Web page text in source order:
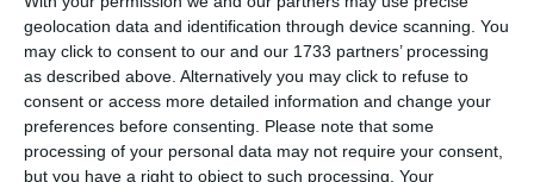
geolocation data and identification through device scanning. You
may click to consent to our and our 1733 partners’ processing
as described above. Alternatively you may click to refuse to
consent or access more detailed information and change your
preferences before consenting.
Please note that some
processing of your personal data may not require your consent,
but you have a right to object to such processing. Your
Asociați cu părți egale sunt Pavel Ionel și Băcuță Marius-
Ionuț. Cei doi apar și ca administratori, conform datelor
furnizate de termene.ro.